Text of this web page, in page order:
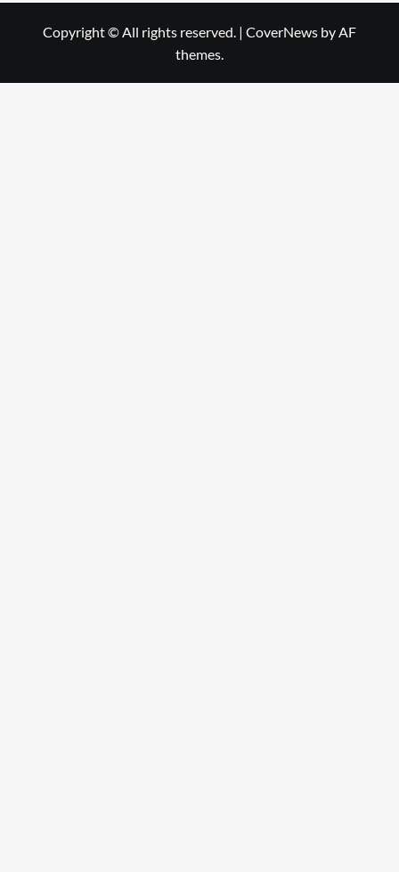
Copyright © All rights reserved. | CoverNews by AF
themes.